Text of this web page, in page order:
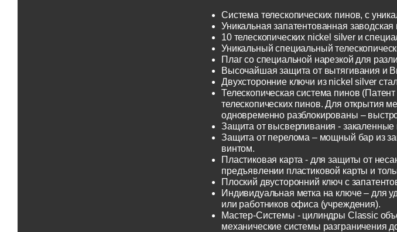
Система телескопических пинов, с
Уникальная запатентованная заводская
10 телескопических nickel silver и
Уникальный специальный
Плаг со специальной нарезкой для
Высочайшая защита от вытягивания и
Двухсторонние ключи из nickel silver
Телескопическая система пинов
телескопических пинов. Для открытия
одновременно разблокированы –
Защита от высверливания - закаленные
Защита от перелома – мощный бар из
винтом.
Пластиковая карта - для защиты от
предъявлении пластиковой карты и
Плоский двусторонний ключ с
Индивидуальная метка на ключе – для
или работников офиса (учреждения).
Мастер-Системы - цилиндры Classic
механические системы